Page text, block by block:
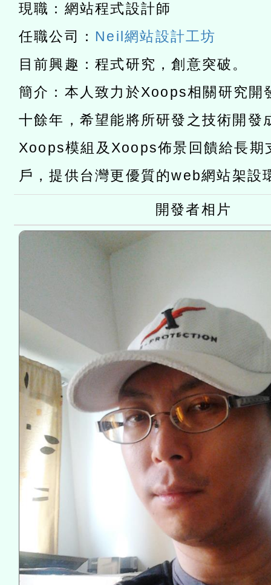
宜
轉知教育部國民及學前教
灣師範大學辦理「114至
進學校輔導計畫師資專業
計畫
函轉國家教育研究院中心
民族教育政策研討會「原
趨勢與發展」
轉知教育部國民及學前教
政府教育局辦理「115年
研習實施計畫－夢的N次
北場」計畫
函轉國立臺灣師範大學辦
臺北學習中心115年度第2
班」招生簡章及EDM
轉知有關國立成功大學辦
共融平台-教案暨教學示範
教育部國民及學前教育署
COVID-19疫苗接種計畫
擴大為「滿6個月以上尚未
措施，延長至115年9月28
現職：網站程式設計師
任職公司： Neil網站設計工坊
目前興趣：程式研究，創意突破。
簡介：本人致力於Xoops相關研究開
十餘年，希望能將所研發之技術開發
Xoops模組及Xoops佈景回饋給長期
戶，提供台灣更優質的web網站架設
開發者相片